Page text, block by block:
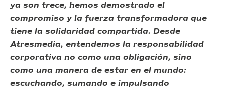
ya son trece, hemos demostrado el
compromiso y la fuerza transformadora que
tiene la solidaridad compartida. Desde
Atresmedia, entendemos la responsabilidad
corporativa no como una obligación, sino
como una manera de estar en el mundo:
escuchando, sumando e impulsando